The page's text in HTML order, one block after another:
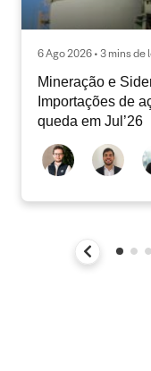
6 Ago 2026 • 3 mins de
Mineração e
Importações de
queda em Jul’26